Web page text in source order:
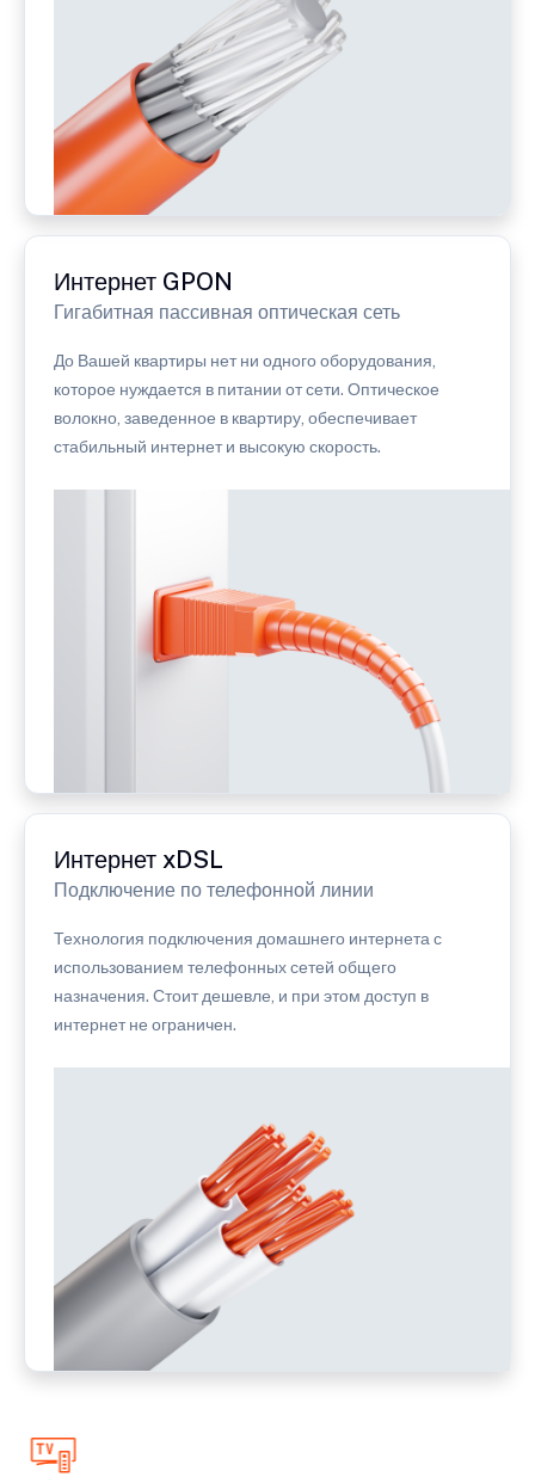
Интернет GPON
Гигабитная пассивная оптическая сеть
До Вашей квартиры нет ни одного оборудования,
которое нуждается в питании от сети. Оптическое
волокно, заведенное в квартиру, обеспечивает
стабильный интернет и высокую скорость.
Интернет xDSL
Подключение по телефонной линии
Технология подключения домашнего интернета с
использованием телефонных сетей общего
назначения. Стоит дешевле, и при этом доступ в
интернет не ограничен.